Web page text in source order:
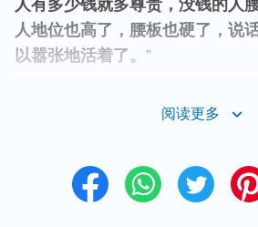
人有多少钱就多尊贵，没钱的人
人地位也高了，腰板也硬了，说
以嚣张地活着了。 ”
看了神的话我才知道，我们这么
当看到丈夫挣的钱没达到自己的
时，心里就感到压抑、痛苦，认
阅读更多